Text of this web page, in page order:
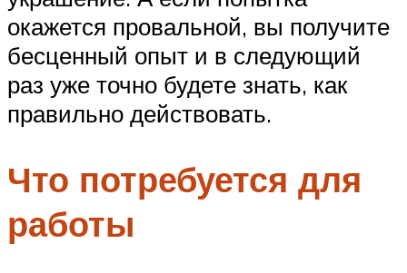
окажется провальной, вы получите
бесценный опыт и в следующий
раз уже точно будете знать, как
правильно действовать.
Что потребуется для
работы